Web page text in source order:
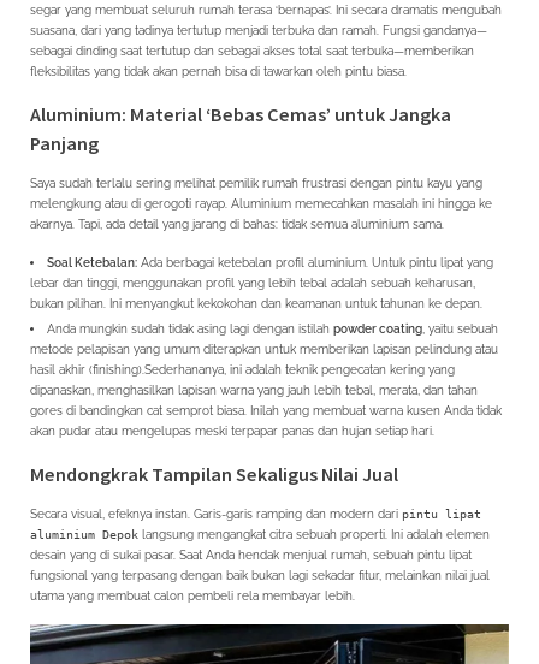
segar yang membuat seluruh rumah terasa ‘bernapas’. Ini secara dramatis mengubah
suasana, dari yang tadinya tertutup menjadi terbuka dan ramah. Fungsi gandanya—
sebagai dinding saat tertutup dan sebagai akses total saat terbuka—memberikan
fleksibilitas yang tidak akan pernah bisa di tawarkan oleh pintu biasa.
Aluminium: Material ‘Bebas Cemas’ untuk Jangka
Panjang
Saya sudah terlalu sering melihat pemilik rumah frustrasi dengan pintu kayu yang
melengkung atau di gerogoti rayap. Aluminium memecahkan masalah ini hingga ke
akarnya. Tapi, ada detail yang jarang di bahas: tidak semua aluminium sama.
Soal Ketebalan: Ada berbagai ketebalan profil aluminium. Untuk pintu lipat yang
lebar dan tinggi, menggunakan profil yang lebih tebal adalah sebuah keharusan,
bukan pilihan. Ini menyangkut kekokohan dan keamanan untuk tahunan ke depan.
Anda mungkin sudah tidak asing lagi dengan istilah powder coating , yaitu sebuah
metode pelapisan yang umum diterapkan untuk memberikan lapisan pelindung atau
hasil akhir (finishing).Sederhananya, ini adalah teknik pengecatan kering yang
dipanaskan, menghasilkan lapisan warna yang jauh lebih tebal, merata, dan tahan
gores di bandingkan cat semprot biasa. Inilah yang membuat warna kusen Anda tidak
akan pudar atau mengelupas meski terpapar panas dan hujan setiap hari.
Mendongkrak Tampilan Sekaligus Nilai Jual
Secara visual, efeknya instan. Garis-garis ramping dan modern dari pintu lipat
aluminium Depok langsung mengangkat citra sebuah properti. Ini adalah elemen
desain yang di sukai pasar. Saat Anda hendak menjual rumah, sebuah pintu lipat
fungsional yang terpasang dengan baik bukan lagi sekadar fitur, melainkan nilai jual
utama yang membuat calon pembeli rela membayar lebih.